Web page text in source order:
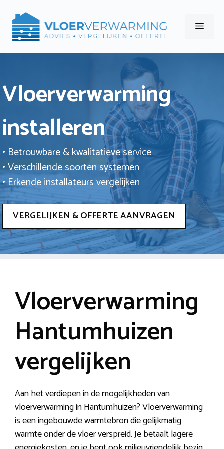
naar
Menu
Vloerverwarming
installeren
• Betrouwbare & kwalitatieve service
• Verschillende soorten systemen
• Erkende installateurs vergelijken
VERGELIJKEN & OFFERTE AANVRAGEN
Vloerverwarming
Hantumhuizen
vergelijken
Aan het verdiepen in de mogelijkheden van
vloerverwarming in Hantumhuizen? Vloerverwarming
is een ingebouwde warmtebron die gelijkmatig
warmte onder de vloer verspreid. Je betaalt lagere